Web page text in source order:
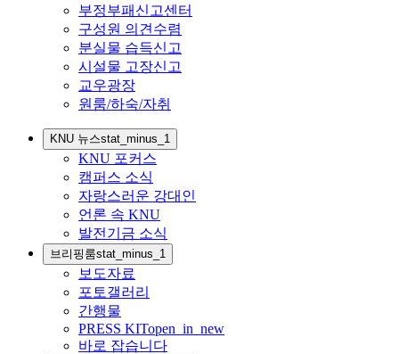
부정부패신고센터
구성원 의견수렴
분실물 습득신고
시설물 고장신고
교우광장
원룸/하숙/자취
KNU 뉴스stat_minus_1
KNU 포커스
캠퍼스 소식
자랑스러운 강대인
언론 속 KNU
발전기금 소식
브리핑룸stat_minus_1
보도자료
포토갤러리
간행물
PRESS KITopen_in_new
바로 잡습니다